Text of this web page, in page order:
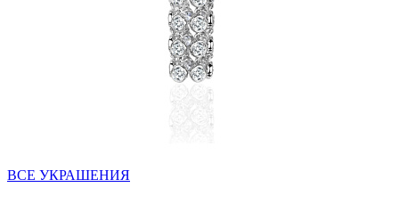
ВСЕ УКРАШЕНИЯ